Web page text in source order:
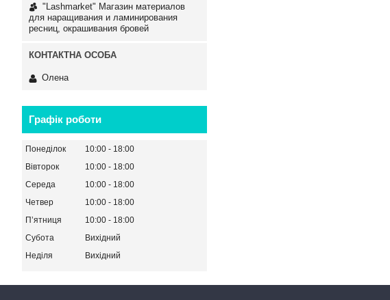
"Lashmarket" Магазин материалов
для наращивания и ламинирования
ресниц, окрашивания бровей
Олена
Графік роботи
Понеділок 10:00
18:00
Вівторок
10:00
18:00
Середа
10:00
18:00
Четвер
10:00
18:00
Пʼятниця
10:00
18:00
Субота
Вихідний
Неділя
Вихідний